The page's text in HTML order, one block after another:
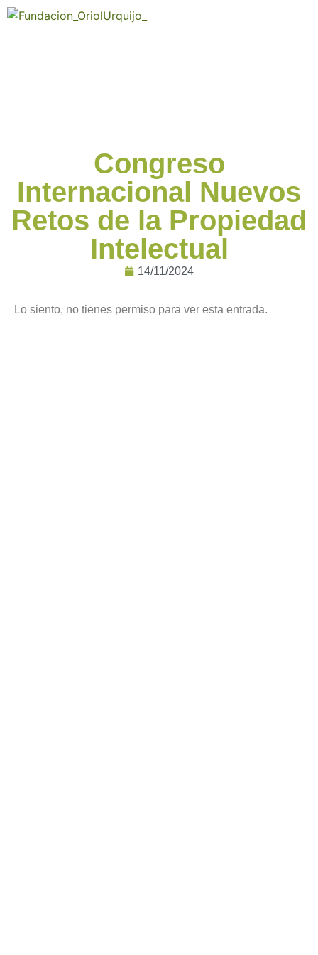
Congreso
Internacional Nuevos
Retos de la Propiedad
Intelectual
14/11/2024
Lo siento, no tienes permiso para ver esta entrada.